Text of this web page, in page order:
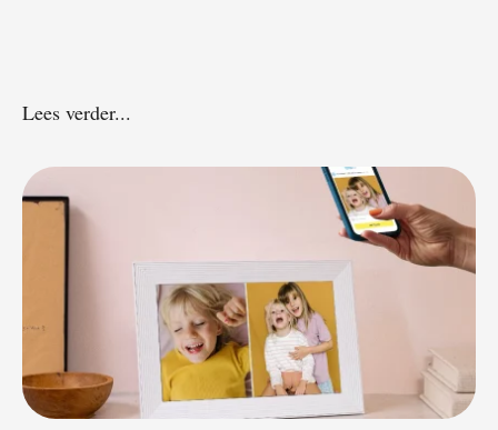
Lees verder...